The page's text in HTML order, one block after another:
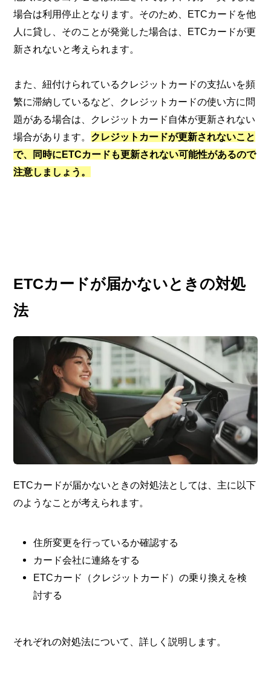
場合は利用停止となります。そのため、ETCカードを他
人に貸し、そのことが発覚した場合は、ETCカードが更
新されないと考えられます。
また、紐付けられているクレジットカードの支払いを頻
繁に滞納しているなど、クレジットカードの使い方に問
題がある場合は、クレジットカード自体が更新されない
場合があります。 クレジットカードが更新されないこと
で、同時にETCカードも更新されない可能性があるので
注意しましょう。
ETCカードが届かないときの対処
法
ETCカードが届かないときの対処法としては、主に以下
のようなことが考えられます。
住所変更を行っているか確認する
カード会社に連絡をする
ETCカード（クレジットカード）の乗り換えを検
討する
それぞれの対処法について、詳しく説明します。